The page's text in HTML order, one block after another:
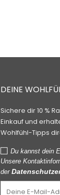
DEINE
Sichere dir 10 %
Einkauf und
Wohlfühl-Tipps
Du kannst dein
Unsere
der